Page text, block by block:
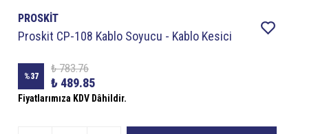
PROSKİT
Proskit CP-108 Kablo Soyucu - Kablo Kesici
%37
₺ 783.76
₺ 489.85
Fiyatlarımıza KDV Dâhildir.